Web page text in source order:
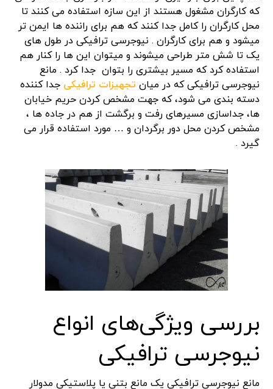
که کارگران مشغول هستند از این سازه استفاده می کنند تا
محل کارگران را کامل جدا کنند که هم برای راننده ها ایمن تر
میشود و هم برای کارگران . نیوجرسی ترافیکی در طول های
یک تا شش متر طراحی میشوند و میتوان این ها را کنار هم
استفاده کرد که مسیر بیشتری را بتوان جدا کرد . مانع
نیوجرسی ترافیکی که در میان تجهیزات ترافیکی جدا کننده
دسته بندی می شود، که جهت مشخص کردن حریم خیابان
ها، جداسازی مسیرهای رفت و برگشت از هم در جاده ها ،
مشخص کردن محل دور برگردان و … مورد استفاده قرار می
گیرد .
​بررسی ویژگی‌های انواع
نیوجرسی ترافیکی
مانع نیوجرسی ترافیکی یک مانع بتنی یا پلاستیکی مدولار